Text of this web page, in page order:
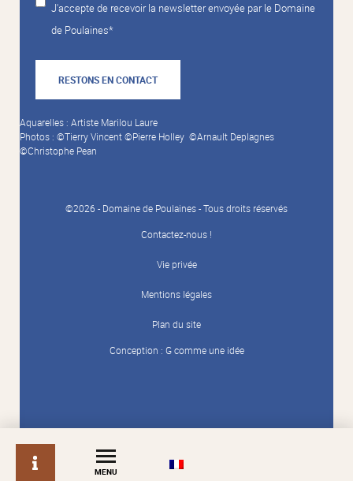
info
MENU
J'accepte de recevoir la newsletter envoyée par le Domaine
de Poulaines*
RESTONS EN CONTACT
Aquarelles : Artiste Marilou Laure
Photos : ©Tierry Vincent ©Pierre Holley ©Arnault Deplagnes
©Christophe Pean
©2026 - Domaine de Poulaines - Tous droits réservés
Contactez-nous !
Vie privée
Mentions légales
Plan du site
Conception : G comme une idée